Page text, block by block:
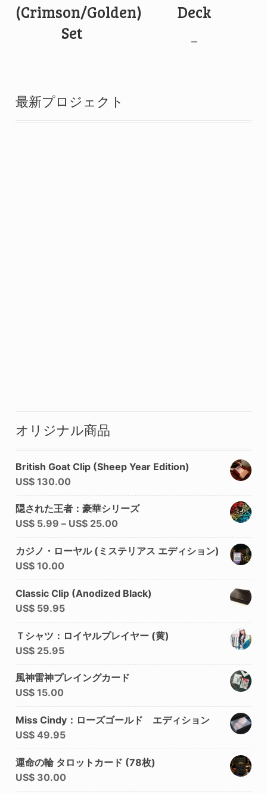
(Crimson/Golden)
Set
Deck
–
最新プロジェクト
オリジナル商品
British Goat Clip (Sheep Year Edition)
US$130.00
隠された王者：豪華シリーズ
US$5.99 – US$25.00
カジノ・ローヤル (ミステリアス エディション)
US$10.00
Classic Clip (Anodized Black)
US$59.95
Ｔシャツ：ロイヤルプレイヤー (黄)
US$25.95
風神雷神プレイングカード
US$15.00
Miss Cindy：ローズゴールド エディション
US$49.95
運命の輪 タロットカード (78枚)
US$30.00